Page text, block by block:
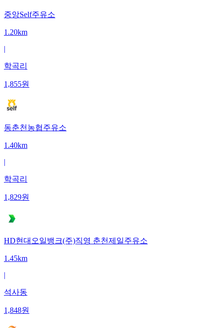
중앙Self주유소
1.20km
|
학곡리
1,855원
동춘천농협주유소
1.40km
|
학곡리
1,829원
HD현대오일뱅크(주)직영 춘천제일주유소
1.45km
|
석사동
1,848원